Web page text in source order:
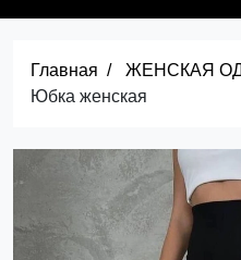
Главная ЖЕНСКАЯ
Юбка женская